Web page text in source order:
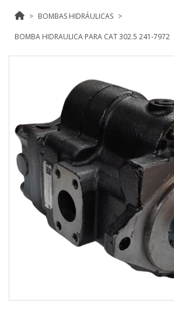
BOMBAS HIDRÁULICAS
BOMBA HIDRAULICA PARA CAT 302.5 241-7972